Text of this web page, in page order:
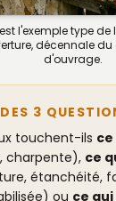
l'exemple type de
décennale du
d'ouvrage.
3
touchent-ils
charpente), ce
étanchéité,
ou ce